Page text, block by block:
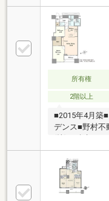
敷地内には、
歯科・眼科・
数々・24時間
各階にゴミス
フォーム工事
ムキッチン新
規交換・ユニ
換・エコカラ
鍵交換他
所有権
2階以上
■2015年4月築
デンス■野村不
(株)、積水ハ
設(株)・五洋
ホテルライク
動産パートナ
ビス■充実し
各階にゴミス